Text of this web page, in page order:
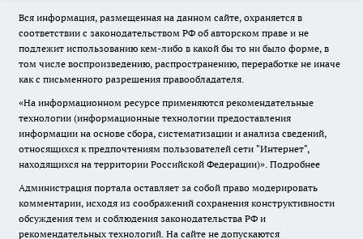
Вся информация, размещенная на данном сайте, охраняется в
соответствии с законодательством РФ об авторском праве и не
подлежит использованию кем-либо в какой бы то ни было форме, в
том числе воспроизведению, распространению, переработке не иначе
как с письменного разрешения правообладателя.
«На информационном ресурсе применяются рекомендательные
технологии (информационные технологии предоставления
информации на основе сбора, систематизации и анализа сведений,
относящихся к предпочтениям пользователей сети "Интернет",
находящихся на территории Российской Федерации)». Подробнее
Администрация портала оставляет за собой право модерировать
комментарии, исходя из соображений сохранения конструктивности
обсуждения тем и соблюдения законодательства РФ и
рекомендательных технологий. На сайте не допускаются